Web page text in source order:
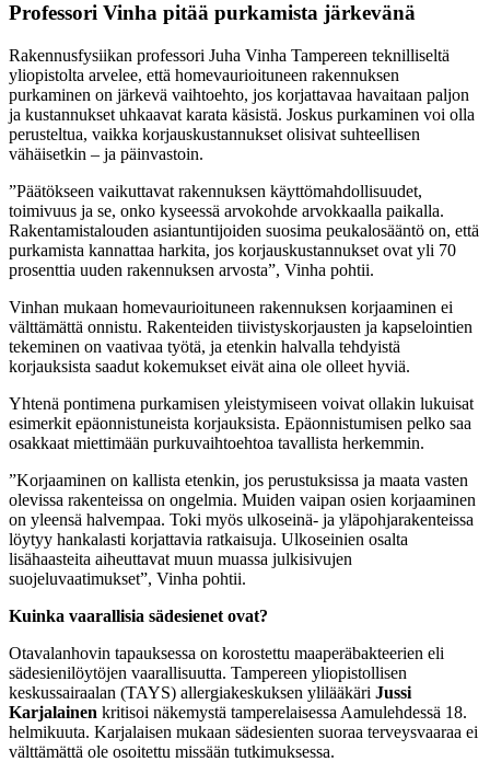
Professori Vinha pitää purkamista järkevänä
Rakennusfysiikan professori Juha Vinha Tampereen teknilliseltä
yliopistolta arvelee, että homevaurioituneen rakennuksen
purkaminen on järkevä vaihtoehto, jos korjattavaa havaitaan paljon
ja kustannukset uhkaavat karata käsistä. Joskus purkaminen voi olla
perusteltua, vaikka korjauskustannukset olisivat suhteellisen
vähäisetkin – ja päinvastoin.
”Päätökseen vaikuttavat rakennuksen käyttömahdollisuudet,
toimivuus ja se, onko kyseessä arvokohde arvokkaalla paikalla.
Rakentamistalouden asiantuntijoiden suosima peukalosääntö on, että
purkamista kannattaa harkita, jos korjauskustannukset ovat yli 70
prosenttia uuden rakennuksen arvosta”, Vinha pohtii.
Vinhan mukaan homevaurioituneen rakennuksen korjaaminen ei
välttämättä onnistu. Rakenteiden tiivistyskorjausten ja kapselointien
tekeminen on vaativaa työtä, ja etenkin halvalla tehdyistä
korjauksista saadut kokemukset eivät aina ole olleet hyviä.
Yhtenä pontimena purkamisen yleistymiseen voivat ollakin lukuisat
esimerkit epäonnistuneista korjauksista. Epäonnistumisen pelko saa
osakkaat miettimään purkuvaihtoehtoa tavallista herkemmin.
”Korjaaminen on kallista etenkin, jos perustuksissa ja maata vasten
olevissa rakenteissa on ongelmia. Muiden vaipan osien korjaaminen
on yleensä halvempaa. Toki myös ulkoseinä- ja yläpohjarakenteissa
löytyy hankalasti korjattavia ratkaisuja. Ulkoseinien osalta
lisähaasteita aiheuttavat muun muassa julkisivujen
suojeluvaatimukset”, Vinha pohtii.
Kuinka vaarallisia sädesienet ovat?
Otavalanhovin tapauksessa on korostettu maaperäbakteerien eli
sädesienilöytöjen vaarallisuutta. Tampereen yliopistollisen
keskussairaalan (TAYS) allergiakeskuksen ylilääkäri Jussi
Karjalainen kritisoi näkemystä tamperelaisessa Aamulehdessä 18.
helmikuuta. Karjalaisen mukaan sädesienten suoraa terveysvaaraa ei
välttämättä ole osoitettu missään tutkimuksessa.